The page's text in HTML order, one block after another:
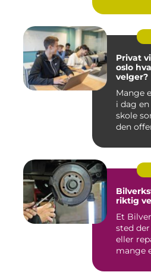
Privat
oslo hva bør du vite før du
velger?
Mange
i dag
skole
den
Bilverksted slik
riktig
Et
sted
eller
mange